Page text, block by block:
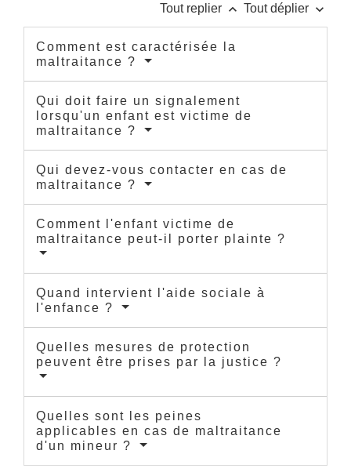
Tout replier keyboard_arrow_up Tout déplier keyboard_arrow_down
Comment est caractérisée la
maltraitance ?
Qui doit faire un signalement
lorsqu'un enfant est victime de
maltraitance ?
Qui devez-vous contacter en cas de
maltraitance ?
Comment l'enfant victime de
maltraitance peut-il porter plainte ?
Quand intervient l'aide sociale à
l'enfance ?
Quelles mesures de protection
peuvent être prises par la justice ?
Quelles sont les peines
applicables en cas de maltraitance
d'un mineur ?